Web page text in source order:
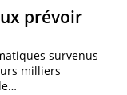
prévoir
survenus
milliers